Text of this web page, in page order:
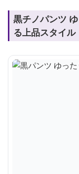
黒チノパンツ
る上品スタイル